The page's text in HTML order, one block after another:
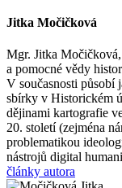
Jitka Močičková
Mgr. Jitka
a pomocné vědy
V současnosti působí
sbírky v Historickém
dějinami kartografie
20. století (zejména
problematikou
nástrojů digital
články autora